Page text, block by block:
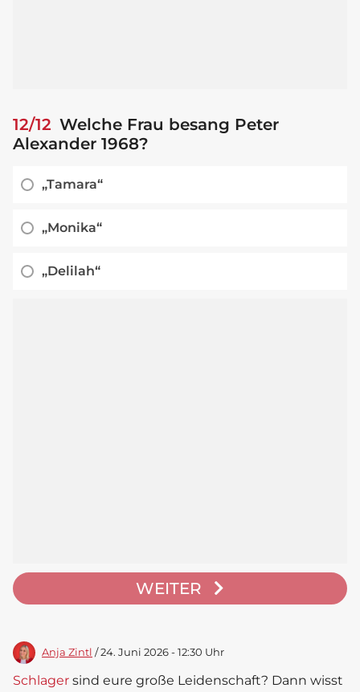
12/12 Welche Frau besang Peter
Alexander 1968?
„Tamara“
„Monika“
„Delilah“
WEITER
Anja Zintl / 24. Juni 2026 - 12:30 Uhr
Schlager sind eure große Leidenschaft? Dann wisst